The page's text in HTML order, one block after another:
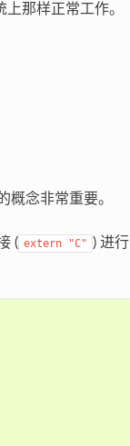
那样正常工作。
概念非常重要。
( extern "C" ) 进行